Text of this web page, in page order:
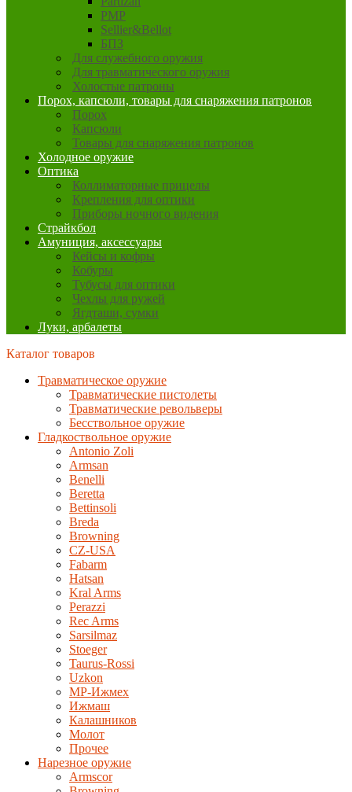
PMP
Sellier&Bellot
БПЗ
Для служебного оружия
Для травматического оружия
Холостые патроны
Порох, капсюли, товары для снаряжения патронов
Порох
Капсюли
Товары для снаряжения патронов
Холодное оружие
Оптика
Коллиматорные прицелы
Крепления для оптики
Приборы ночного видения
Страйкбол
Амуниция, аксессуары
Кейсы и кофры
Кобуры
Тубусы для оптики
Чехлы для ружей
Ягдташи, сумки
Луки, арбалеты
Каталог товаров
Травматическое оружие
Травматические пистолеты
Травматические револьверы
Бесствольное оружие
Гладкоствольное оружие
Antonio Zoli
Armsan
Benelli
Beretta
Bettinsoli
Breda
Browning
CZ-USA
Fabarm
Hatsan
Kral Arms
Perazzi
Rec Arms
Sarsilmaz
Stoeger
Taurus-Rossi
Uzkon
MP-Ижмех
Ижмаш
Калашников
Молот
Прочее
Нарезное оружие
Armscor